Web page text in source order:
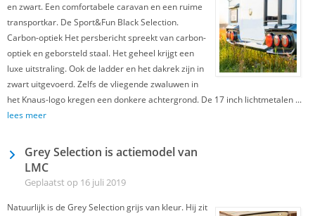
en zwart. Een comfortabele caravan en een ruime
transportkar. De Sport&Fun Black Selection.
Carbon-optiek Het persbericht spreekt van carbon-
optiek en geborsteld staal. Het geheel krijgt een
luxe uitstraling. Ook de ladder en het dakrek zijn in
zwart uitgevoerd. Zelfs de vliegende zwaluwen in
het Knaus-logo kregen een donkere achtergrond. De 17 inch lichtmetalen ...
lees meer
Grey Selection is actiemodel van
LMC
Geplaatst op 16 juli 2019
Natuurlijk is de Grey Selection grijs van kleur. Hij zit